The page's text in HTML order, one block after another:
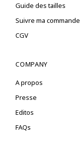
Guide des tailles
Suivre ma commande
CGV
COMPANY
A propos
Presse
Editos
FAQs